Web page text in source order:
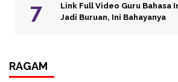
Link Full Video Guru Bahasa
Jadi Buruan, Ini Bahayanya
RAGAM